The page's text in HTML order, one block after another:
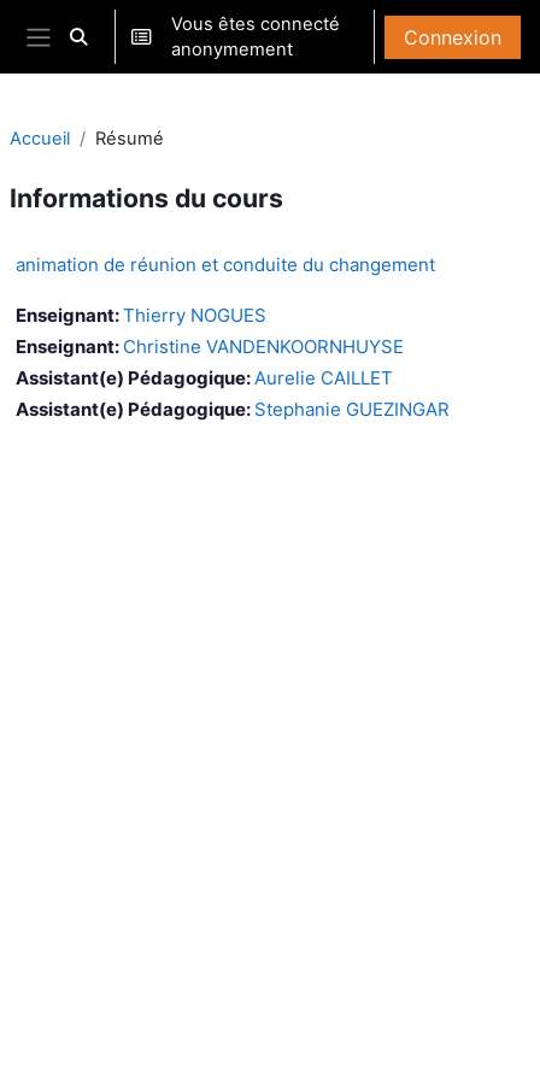
Passer au contenu principal
Panneau latéral
Activer/désactiver la saisie de recherche
Vous êtes connecté
anonymement
Connexion
Accueil Résumé
Informations du cours
animation de réunion et conduite du changement
Enseignant:Thierry NOGUES
Enseignant: Christine VANDENKOORNHUYSE
Assistant(e) Pédagogique: Aurelie CAILLET
Assistant(e) Pédagogique: Stephanie GUEZINGAR